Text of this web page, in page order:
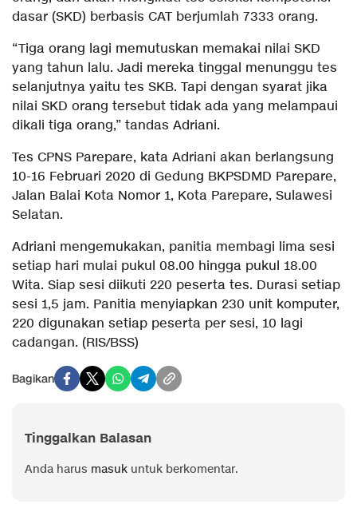
dasar (SKD) berbasis CAT berjumlah 7333 orang.
“Tiga orang lagi memutuskan memakai nilai SKD
yang tahun lalu. Jadi mereka tinggal menunggu tes
selanjutnya yaitu tes SKB. Tapi dengan syarat jika
nilai SKD orang tersebut tidak ada yang melampaui
dikali tiga orang,” tandas Adriani.
Tes CPNS Parepare, kata Adriani akan berlangsung
10-16 Februari 2020 di Gedung BKPSDMD Parepare,
Jalan Balai Kota Nomor 1, Kota Parepare, Sulawesi
Selatan.
Adriani mengemukakan, panitia membagi lima sesi
setiap hari mulai pukul 08.00 hingga pukul 18.00
Wita. Siap sesi diikuti 220 peserta tes. Durasi setiap
sesi 1,5 jam. Panitia menyiapkan 230 unit komputer,
220 digunakan setiap peserta per sesi, 10 lagi
cadangan. (RIS/BSS)
Bagikan
Tinggalkan Balasan
Anda harus masuk untuk berkomentar.